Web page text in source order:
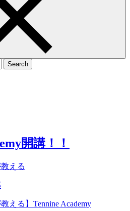
開講！！
える
える】Tennine Academy